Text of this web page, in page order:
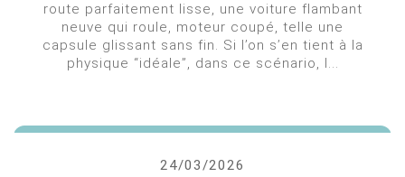
route parfaitement lisse, une voiture flambant
neuve qui roule, moteur coupé, telle une
capsule glissant sans fin. Si l’on s’en tient à la
physique “idéale”, dans ce scénario, l...
24/03/2026